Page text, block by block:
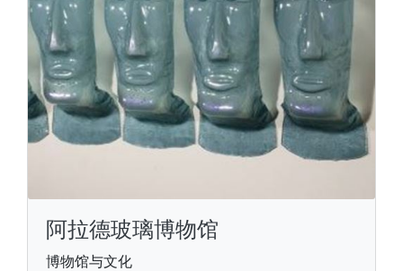
阿拉德玻璃博物馆
博物馆与文化